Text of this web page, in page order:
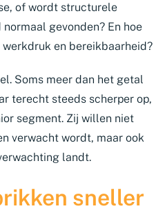
of wordt structurele
gevonden? En hoe
en bereikbaarheid?
Soms meer dan het getal
terecht steeds scherper op,
segment. Zij willen niet
verwacht wordt, maar ook
landt.
sneller